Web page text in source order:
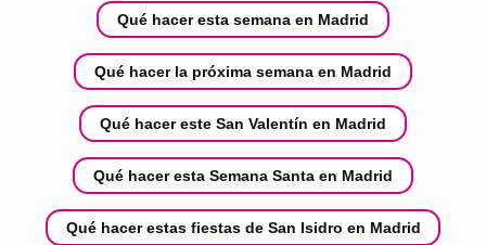
Qué hacer esta semana en Madrid
Qué hacer la próxima semana en Madrid
Qué hacer este San Valentín en Madrid
Qué hacer esta Semana Santa en Madrid
Qué hacer estas fiestas de San Isidro en Madrid